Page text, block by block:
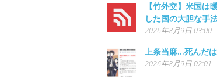
【竹外交】米国
した国の大胆な手
2026年8月9日 03:00
上条当麻…死んだ
2026年8月9日 02:01